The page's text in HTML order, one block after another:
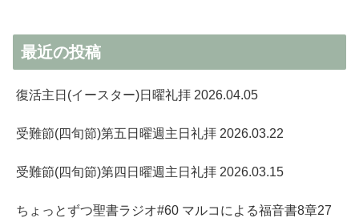
最近の投稿
復活主日(イースター)日曜礼拝 2026.04.05
受難節(四旬節)第五日曜週主日礼拝 2026.03.22
受難節(四旬節)第四日曜週主日礼拝 2026.03.15
ちょっとずつ聖書ラジオ#60 マルコによる福音書8章27